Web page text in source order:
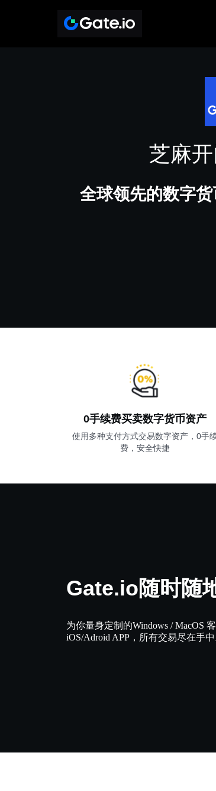
芝麻
全球领先的数字
0手续费买卖数字货币资产
使用多种支付方式交易数字资产，0手
费，安全快捷
Gate.io随时随
为你量身定制的Windows / MacOS
iOS/Adroid APP，所有交易尽在手中